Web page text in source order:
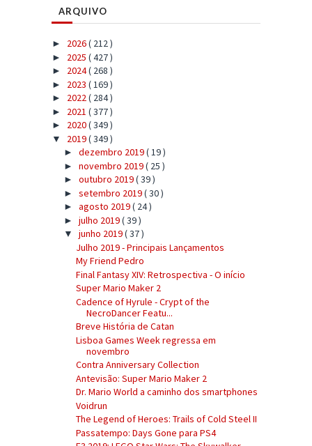
ARQUIVO
► 2026( 212 )
► 2025 ( 427 )
► 2024( 268 )
► 2023 ( 169 )
► 2022( 284 )
► 2021 ( 377 )
► 2020( 349 )
▼ 2019( 349 )
► dezembro 2019( 19 )
► novembro 2019( 25 )
► outubro 2019( 39 )
► setembro 2019( 30 )
► agosto 2019( 24 )
► julho 2019( 39 )
▼ junho 2019( 37 )
Julho 2019 - Principais Lançamentos
My Friend Pedro
Final Fantasy XIV: Retrospectiva - O início
Super Mario Maker 2
Cadence of Hyrule - Crypt of the
NecroDancer Featu...
Breve História de Catan
Lisboa Games Week regressa em
novembro
Contra Anniversary Collection
Antevisão: Super Mario Maker 2
Dr. Mario World a caminho dos smartphones
Voidrun
The Legend of Heroes: Trails of Cold Steel II
Passatempo: Days Gone para PS4